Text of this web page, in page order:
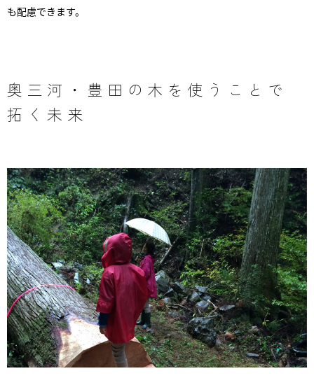
も配慮できます。
奥三河・豊田の木を使うことで
拓く未来